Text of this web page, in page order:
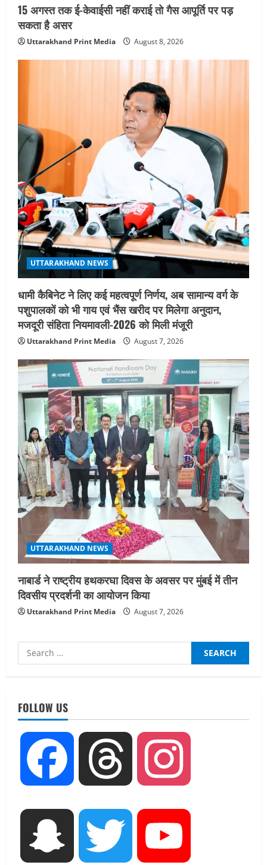
n
15 अगस्त तक ई-केवाईसी नहीं कराई तो गैस आपूर्ति पर पड़
सकता है असर
Uttarakhand Print Media August 8, 2026
UTTARAKHAND NEWS
धामी कैबिनेट ने लिए कई महत्वपूर्ण निर्णय, अब सामान्य वर्ग के
पशुपालकों को भी गाय एवं भैंस खरीद पर मिलेगा अनुदान,
मजदूरी संहिता नियमावली-2026 को मिली मंजूरी
Uttarakhand Print Media August 7, 2026
UTTARAKHAND NEWS
नाबार्ड ने राष्ट्रीय हथकरघा दिवस के अवसर पर मुंबई में तीन
दिवसीय प्रदर्शनी का आयोजन किया
Uttarakhand Print Media August 7, 2026
Search
for:
FOLLOW US
Facebook Threads
Snapchat Twitter
August 7, 2026
UTTARAKHAND NEWS
नाबार्ड ने राष्ट्रीय हथकरघा दिवस के अवसर पर
मुंबई में तीन दिवसीय प्रदर्शनी का आयोजन किया
UTTARAKHAND NEWS
जिलाधिकारी/जिला निर्वाचन अधिकारी ने
सहसपुर विधानसभा क्षेत्र के पोलिंग बूथों का